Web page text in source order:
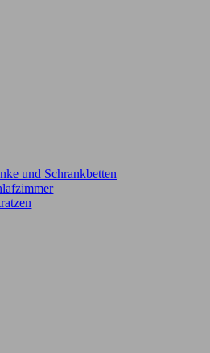
und Schrankbetten